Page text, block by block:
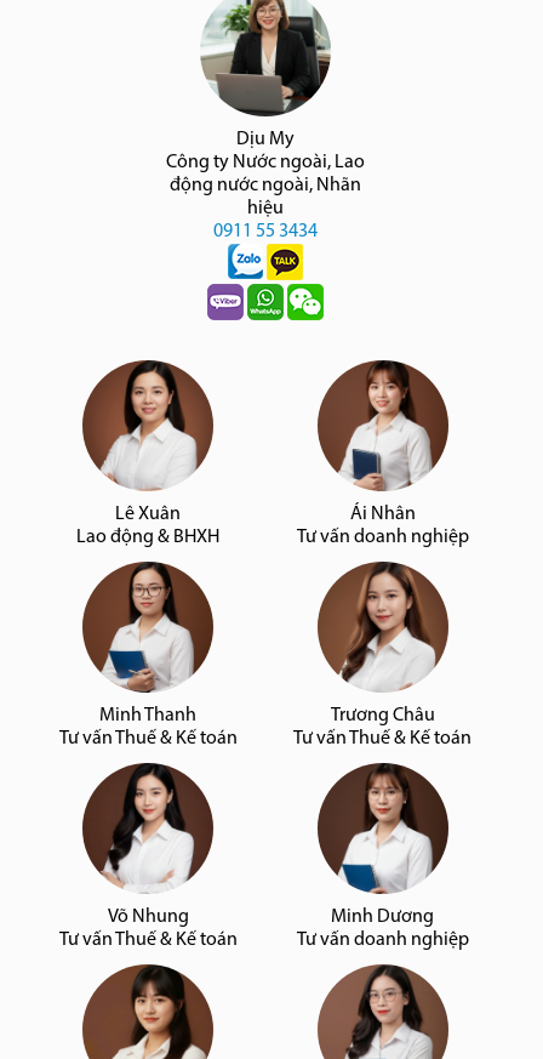
Dịu My
Công ty Nước ngoài, Lao
động nước ngoài, Nhãn
hiệu
0911 55 3434
Lê Xuân
Lao động & BHXH
Ái Nhân
Tư vấn doanh nghiệp
Minh Thanh
Tư vấn Thuế & Kế toán
Trương Châu
Tư vấn Thuế & Kế toán
Võ Nhung
Tư vấn Thuế & Kế toán
Minh Dương
Tư vấn doanh nghiệp